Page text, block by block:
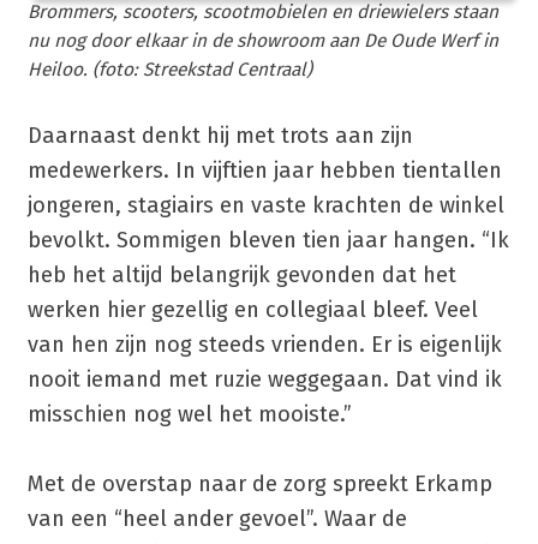
Brommers, scooters, scootmobielen en driewielers staan
nu nog door elkaar in de showroom aan De Oude Werf in
Heiloo. (foto: Streekstad Centraal)
Daarnaast denkt hij met trots aan zijn
medewerkers. In vijftien jaar hebben tientallen
jongeren, stagiairs en vaste krachten de winkel
bevolkt. Sommigen bleven tien jaar hangen. “Ik
heb het altijd belangrijk gevonden dat het
werken hier gezellig en collegiaal bleef. Veel
van hen zijn nog steeds vrienden. Er is eigenlijk
nooit iemand met ruzie weggegaan. Dat vind ik
misschien nog wel het mooiste.”
Met de overstap naar de zorg spreekt Erkamp
van een “heel ander gevoel”. Waar de